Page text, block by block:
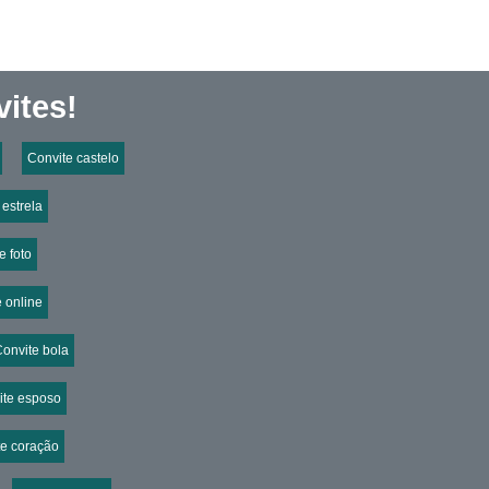
Convite castelo
foto
online
bola
esposo
coração